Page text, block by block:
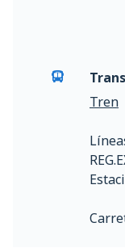
Tren